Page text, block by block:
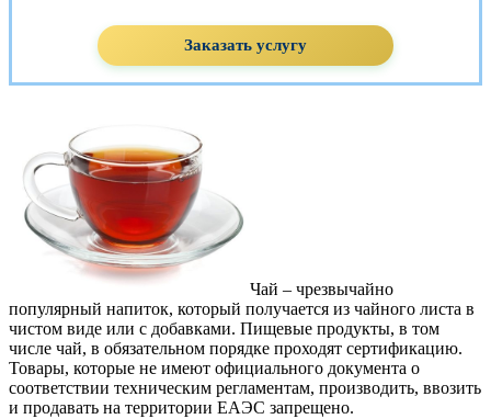
Заказать услугу
Чай – чрезвычайно
популярный напиток, который получается из чайного листа в
чистом виде или с добавками. Пищевые продукты, в том
числе чай, в обязательном порядке проходят сертификацию.
Товары, которые не имеют официального документа о
соответствии техническим регламентам, производить, ввозить
и продавать на территории ЕАЭС запрещено.